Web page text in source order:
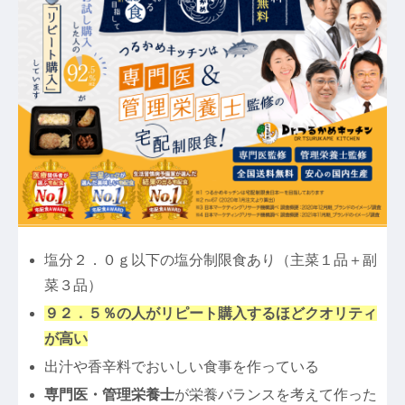
塩分２．０ｇ以下の塩分制限食あり（主菜１品＋副
菜３品）
９２．５％の人がリピート購入するほどクオリティ
が高い
出汁や香辛料でおいしい食事を作っている
専門医・管理栄養士が栄養バランスを考えて作った